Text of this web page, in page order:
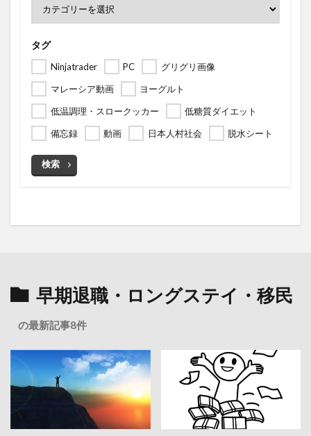
タグ
Ninjatrader PC
グリグリ画像
マレーシア動画
ヨーグルト
低温調理・スロークッカー
低糖質ダイエット
備忘録
動画 日本人村社会 脱水シート
検索
早期退職・ロングステイ・移民
の最新記事8件